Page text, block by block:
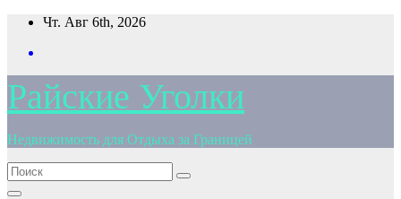
Перейти
содержимому
Чт. Авг 6th, 2026
Райские Уголки
Недвижимость для Отдыха за Границей